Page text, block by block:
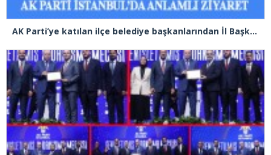
AK Parti’ye katılan ilçe belediye başkanlarından İl Başkanı Özdemir’e ziyaret